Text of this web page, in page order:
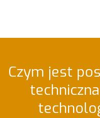
Czym jest